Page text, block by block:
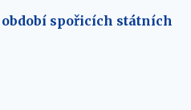
spořicích státních